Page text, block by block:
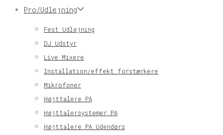
Pro/Udlejning
Fest Udlejning
DJ Udstyr
Live Mixere
Installation/effekt forstærkere
Mikrofoner
Højttalere PA
Højttalersystemer PA
Højttalere PA Udendørs